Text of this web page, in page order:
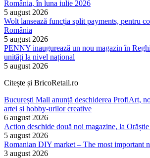
România, în luna iulie 2026
5 august 2026
Wolt lansează funcția split payments, pentru
România
5 august 2026
PENNY inaugurează un nou magazin în
unități la nivel național
5 august 2026
Citește și BricoRetail.ro
București Mall anunță deschiderea ProfiArt,
artei și hobby-urilor creative
6 august 2026
Action deschide două noi magazine, la
5 august 2026
Romanian DIY market – The most important
3 august 2026